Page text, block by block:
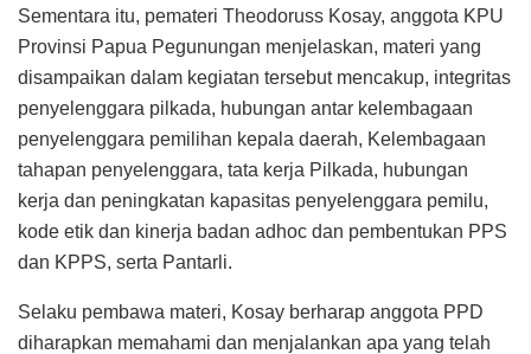
Sementara itu, pemateri Theodoruss Kosay, anggota KPU
Provinsi Papua Pegunungan menjelaskan, materi yang
disampaikan dalam kegiatan tersebut mencakup, integritas
penyelenggara pilkada, hubungan antar kelembagaan
penyelenggara pemilihan kepala daerah, Kelembagaan
tahapan penyelenggara, tata kerja Pilkada, hubungan
kerja dan peningkatan kapasitas penyelenggara pemilu,
kode etik dan kinerja badan adhoc dan pembentukan PPS
dan KPPS, serta Pantarli.
Selaku pembawa materi, Kosay berharap anggota PPD
diharapkan memahami dan menjalankan apa yang telah